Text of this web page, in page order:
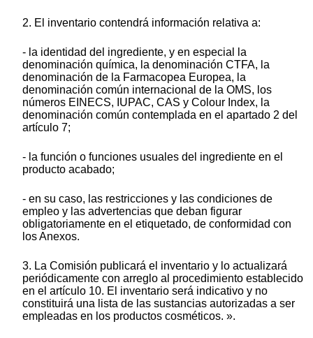
2. El inventario contendrá información relativa a:
- la identidad del ingrediente, y en especial la
denominación química, la denominación CTFA, la
denominación de la Farmacopea Europea, la
denominación común internacional de la OMS, los
números EINECS, IUPAC, CAS y Colour Index, la
denominación común contemplada en el apartado 2 del
artículo 7;
- la función o funciones usuales del ingrediente en el
producto acabado;
- en su caso, las restricciones y las condiciones de
empleo y las advertencias que deban figurar
obligatoriamente en el etiquetado, de conformidad con
los Anexos.
3. La Comisión publicará el inventario y lo actualizará
periódicamente con arreglo al procedimiento establecido
en el artículo 10. El inventario será indicativo y no
constituirá una lista de las sustancias autorizadas a ser
empleadas en los productos cosméticos. ».